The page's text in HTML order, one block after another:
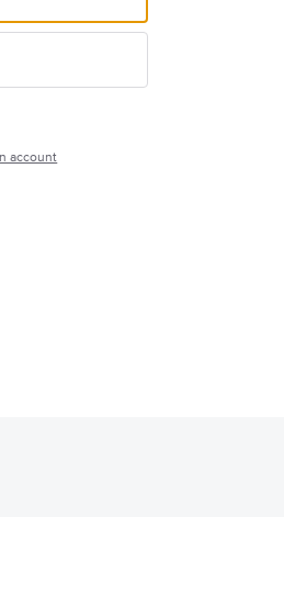
account